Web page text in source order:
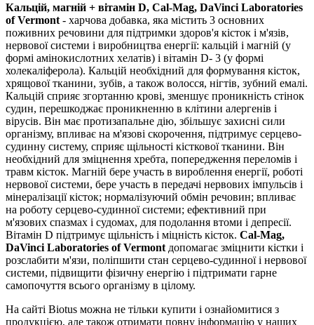
Кальцій, магній + вітамін D, Cal-Mag, DaVinci Laboratories
of Vermont - харчова добавка, яка містить 3 основних
поживних речовини для підтримки здоров'я кісток і м'язів,
нервової системи і виробництва енергії: кальцій і магній (у
формі амінокислотних хелатів) і вітамін D- 3 (у формі
холекаліферола). Кальцій необхідний для формування кісток,
хрящової тканини, зубів, а також волосся, нігтів, зубний емалі.
Кальцій сприяє згортанню крові, зменшує проникність стінок
судин, перешкоджає проникненню в клітини алергенів і
вірусів. Він має протизапальне дію, збільшує захисні сили
організму, впливає на м'язові скорочення, підтримує серцево-
судинну систему, сприяє щільності кісткової тканини. Він
необхідний для зміцнення хребта, попередження переломів і
травм кісток. Магній бере участь в вироблення енергії, роботі
нервової системи, бере участь в передачі нервових імпульсів і
мінералізації кісток; нормалізуючий обмін речовин; впливає
на роботу серцево-судинної системи; ефективний при
м'язових спазмах і судомах, для подолання втоми і депресії.
Вітамін D підтримує щільність і міцність кісток. Cal-Mag,
DaVinci Laboratories of Vermont допомагає зміцнити кістки і
розслабити м'язи, поліпшити стан серцево-судинної і нервової
системи, підвищити фізичну енергію і підтримати гарне
самопочуття всього організму в цілому.
На сайті Biotus можна не тільки купити і ознайомитися з
продукцією, але також отримати повну інформацію у наших